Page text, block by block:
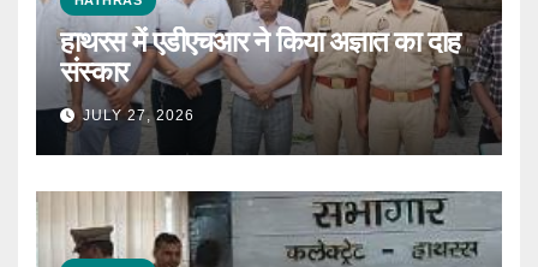
हाथरस में एडीएचआर ने किया अज्ञात का दाह
संस्कार
JULY 27, 2026